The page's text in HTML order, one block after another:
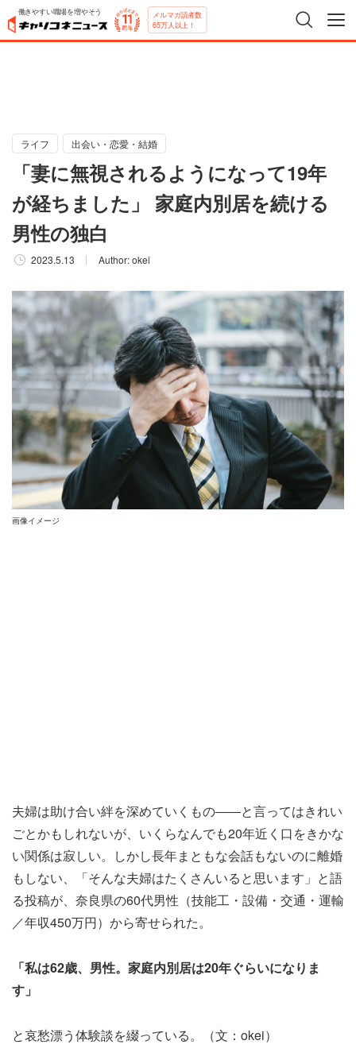
働きやすい職場を増やそう メルマガ読者数
65万人以上！
ライフ 出会い・恋愛・結婚
「妻に無視されるようになって19年
が経ちました」 家庭内別居を続ける
男性の独白
2023.5.13 Author:okei
画像イメージ
夫婦は助け合い絆を深めていくもの――と言ってはきれい
ごとかもしれないが、いくらなんでも20年近く口をきかな
い関係は寂しい。しかし長年まともな会話もないのに離婚
もしない、「そんな夫婦はたくさんいると思います」と語
る投稿が、奈良県の60代男性（技能工・設備・交通・運輸
／年収450万円）から寄せられた。
「私は62歳、男性。家庭内別居は20年ぐらいになりま
す」
と哀愁漂う体験談を綴っている。（文：okei）